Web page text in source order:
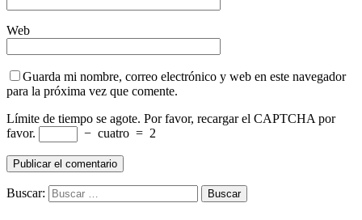
Web
Guarda mi nombre, correo electrónico y web en este navegador
para la próxima vez que comente.
Límite de tiempo se agote. Por favor, recargar el CAPTCHA por
favor.
− cuatro = 2
Buscar: